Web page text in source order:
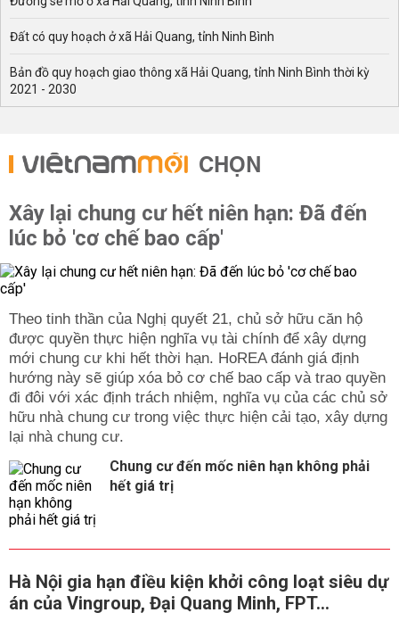
Đất có quy hoạch ở xã Hải Quang, tỉnh Ninh Bình
Bản đồ quy hoạch giao thông xã Hải Quang, tỉnh Ninh Bình thời kỳ
2021 - 2030
CHỌN
Xây lại chung cư hết niên hạn: Đã đến
lúc bỏ 'cơ chế bao cấp'
Theo tinh thần của Nghị quyết 21, chủ sở hữu căn hộ
được quyền thực hiện nghĩa vụ tài chính để xây dựng
mới chung cư khi hết thời hạn. HoREA đánh giá định
hướng này sẽ giúp xóa bỏ cơ chế bao cấp và trao quyền
đi đôi với xác định trách nhiệm, nghĩa vụ của các chủ sở
hữu nhà chung cư trong việc thực hiện cải tạo, xây dựng
lại nhà chung cư.
Chung cư đến mốc niên hạn không phải
hết giá trị
Hà Nội gia hạn điều kiện khởi công loạt siêu dự
án của Vingroup, Đại Quang Minh, FPT...